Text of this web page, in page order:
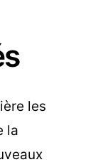
les
la